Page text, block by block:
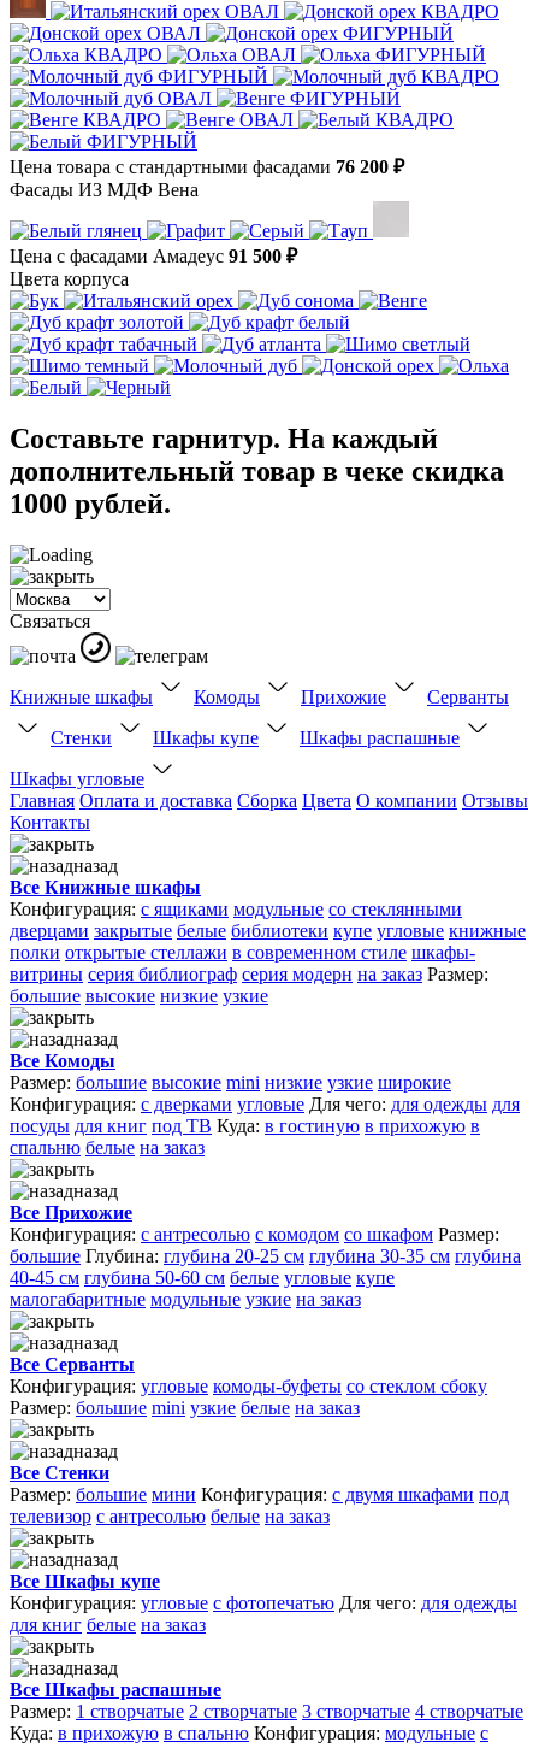
Цена товара с стандартными фасадами 76 200 ₽
Фасады ИЗ МДФ Вена
Цена с фасадами Амадеус 91 500 ₽
Цвета корпуса
Составьте гарнитур. На каждый
дополнительный товар в чеке скидка
1000 рублей.
Связаться
Книжные шкафы Комоды Прихожие
Серванты
Стенки
Шкафы купе
Шкафы распашные
Шкафы угловые
Главная Оплата и доставка Сборка Цвета О компании Отзывы
Контакты
назад
Все Книжные шкафы
Конфигурация: с ящиками модульные со стеклянными
дверцами закрытые белые библиотеки купе угловые книжные
полки открытые стеллажи в современном стиле шкафы-
витрины серия библиограф серия модерн на заказ Размер:
большие высокие низкие узкие
назад
Все Комоды
Размер: большие высокие mini низкие узкие широкие
Конфигурация: с дверками угловые Для чего: для одежды для
посуды для книг под ТВ Куда: в гостиную в прихожую в
спальню белые на заказ
назад
Все Прихожие
Конфигурация: с антресолью с комодом со шкафом Размер:
большие Глубина: глубина 20-25 см глубина 30-35 см глубина
40-45 см глубина 50-60 см белые угловые купе
малогабаритные модульные узкие на заказ
назад
Все Серванты
Конфигурация: угловые комоды-буфеты со стеклом сбоку
Размер: большие mini узкие белые на заказ
назад
Все Стенки
Размер: большие мини Конфигурация: с двумя шкафами под
телевизор с антресолью белые на заказ
назад
Все Шкафы купе
Конфигурация: угловые с фотопечатью Для чего: для одежды
для книг белые на заказ
назад
Все Шкафы распашные
Размер: 1 створчатые 2 створчатые 3 створчатые 4 створчатые
Куда: в прихожую в спальню Конфигурация: модульные с